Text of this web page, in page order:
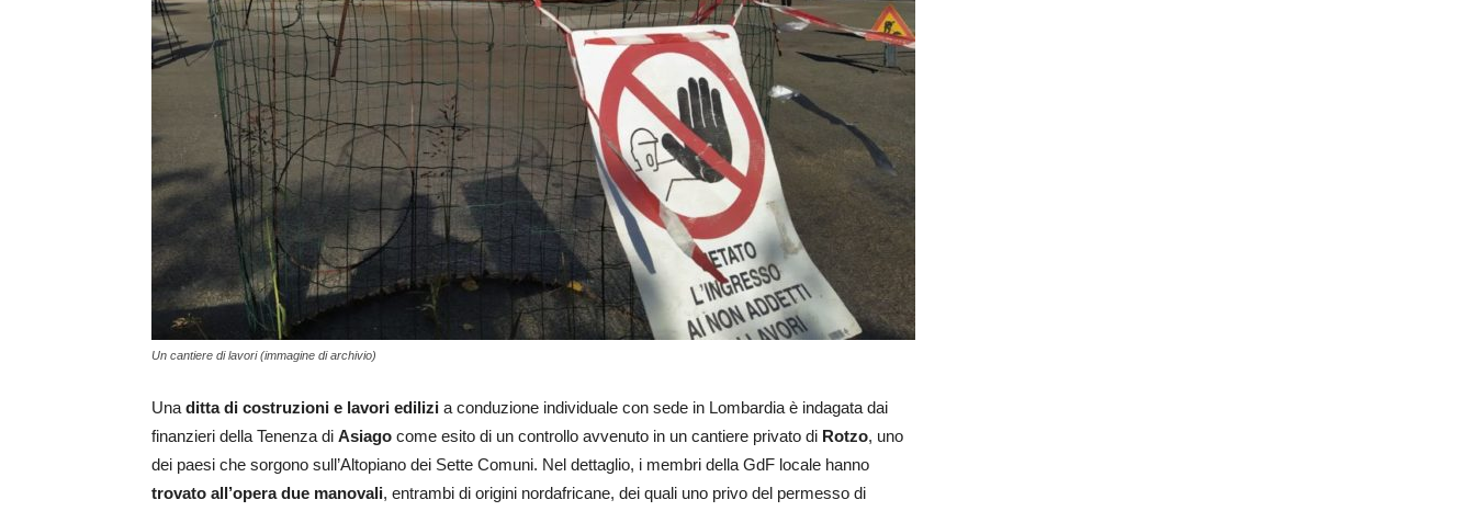
Un cantiere di lavori (immagine di archivio)
Una ditta di costruzioni e lavori edilizi a conduzione individuale con sede in Lombardia è indagata dai
finanzieri della Tenenza di Asiago come esito di un controllo avvenuto in un cantiere privato di Rotzo, uno
dei paesi che sorgono sull’Altopiano dei Sette Comuni. Nel dettaglio, i membri della GdF locale hanno
trovato all’opera due manovali, entrambi di origini nordafricane, dei quali uno privo del permesso di